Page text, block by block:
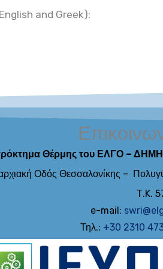
and Greek):
Θέρμης του ΕΛΓΟ –
Οδός Θεσσαλονίκης –
Τ.K.
e-mail:
Τηλ.: +30 2310